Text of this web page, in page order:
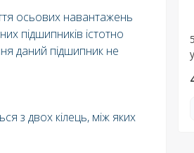
осьових навантажень
підшипників істотно
даний підшипник не
з двох кілець, між яких